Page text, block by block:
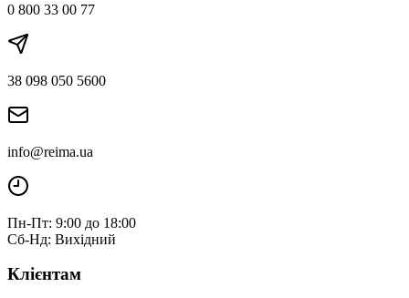
0 800 33 00 77
38 098 050 5600
info@reima.ua
Пн-Пт: 9:00 до 18:00
Сб-Нд: Вихідний
Клієнтам